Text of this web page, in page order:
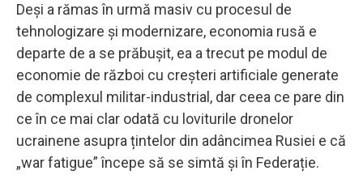
Deși a rămas în urmă masiv cu procesul de
tehnologizare și modernizare, economia rusă e
departe de a se prăbușit, ea a trecut pe modul de
economie de război cu creșteri artificiale generate
de complexul militar-industrial, dar ceea ce pare din
ce în ce mai clar odată cu loviturile dronelor
ucrainene asupra țintelor din adâncimea Rusiei e că
„war fatigue” începe să se simtă și în Federație.